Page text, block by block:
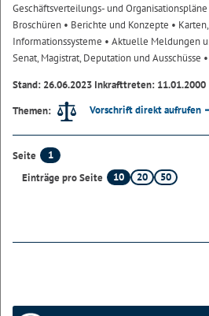
Geschäftsverteilungs- und Organisationspläne
Broschüren • Berichte und Konzepte •
Informationssysteme • Aktuelle Meldungen
Senat, Magistrat, Deputation und Ausschüsse
Stand: 26.06.2023 Inkrafttreten: 11.01.2000
Themen:
Vorschrift direkt aufrufen
Seite
1
Einträge pro Seite
10 20 50